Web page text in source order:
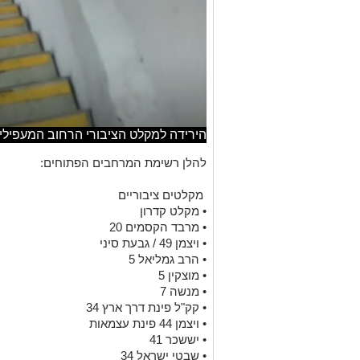
הירידה למקלט הציבורי הרחוב
להלן רשימת המרחבים הפתוחים:
מקלטים ציבוריים
• מקלט קדרון
• מרבד הקסמים 20
• ויצמן 49 / גבעת סיני
• הרב גמליאל 5
• מוצקין 5
• מנשה 7
• קק"ל פינת דרך ארץ 34
• ויצמן 44 פינת עצמאות
• יששכר 41
• שבטי ישראל 34